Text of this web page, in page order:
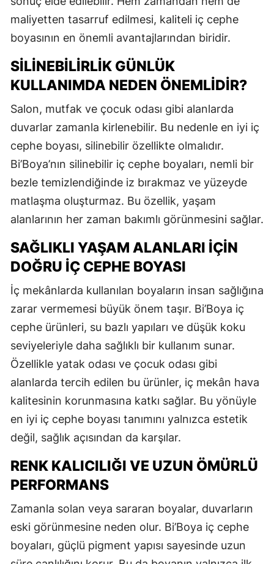
maliyetten tasarruf edilmesi, kaliteli iç cephe
boyasının en önemli avantajlarından biridir.
SILINEBILIRLIK GÜNLÜK
KULLANIMDA NEDEN ÖNEMLIDIR?
Salon, mutfak ve çocuk odası gibi alanlarda
duvarlar zamanla kirlenebilir. Bu nedenle en iyi iç
cephe boyası, silinebilir özellikte olmalıdır.
Bi’Boya’nın silinebilir iç cephe boyaları, nemli bir
bezle temizlendiğinde iz bırakmaz ve yüzeyde
matlaşma oluşturmaz. Bu özellik, yaşam
alanlarının her zaman bakımlı görünmesini sağlar.
SAĞLIKLI YAŞAM ALANLARI İÇIN
DOĞRU İÇ CEPHE BOYASI
İç mekânlarda kullanılan boyaların insan sağlığına
zarar vermemesi büyük önem taşır. Bi’Boya iç
cephe ürünleri, su bazlı yapıları ve düşük koku
seviyeleriyle daha sağlıklı bir kullanım sunar.
Özellikle yatak odası ve çocuk odası gibi
alanlarda tercih edilen bu ürünler, iç mekân hava
kalitesinin korunmasına katkı sağlar. Bu yönüyle
en iyi iç cephe boyası tanımını yalnızca estetik
değil, sağlık açısından da karşılar.
RENK KALICILIĞI VE UZUN ÖMÜRLÜ
PERFORMANS
Zamanla solan veya sararan boyalar, duvarların
eski görünmesine neden olur. Bi’Boya iç cephe
boyaları, güçlü pigment yapısı sayesinde uzun